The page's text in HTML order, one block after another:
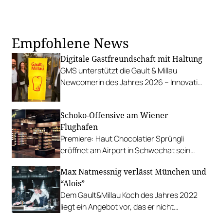
Empfohlene News
Digitale Gastfreundschaft mit Haltung
GMS unterstützt die Gault & Millau
Newcomerin des Jahres 2026 – Innovation
Schoko-Offensive am Wiener
Flughafen
Premiere: Haut Chocolatier Sprüngli
eröffnet am Airport in Schwechat sein
Max Natmessnig verlässt München und
“Alois”
Dem Gault&Millau Koch des Jahres 2022
liegt ein Angebot vor, das er nicht